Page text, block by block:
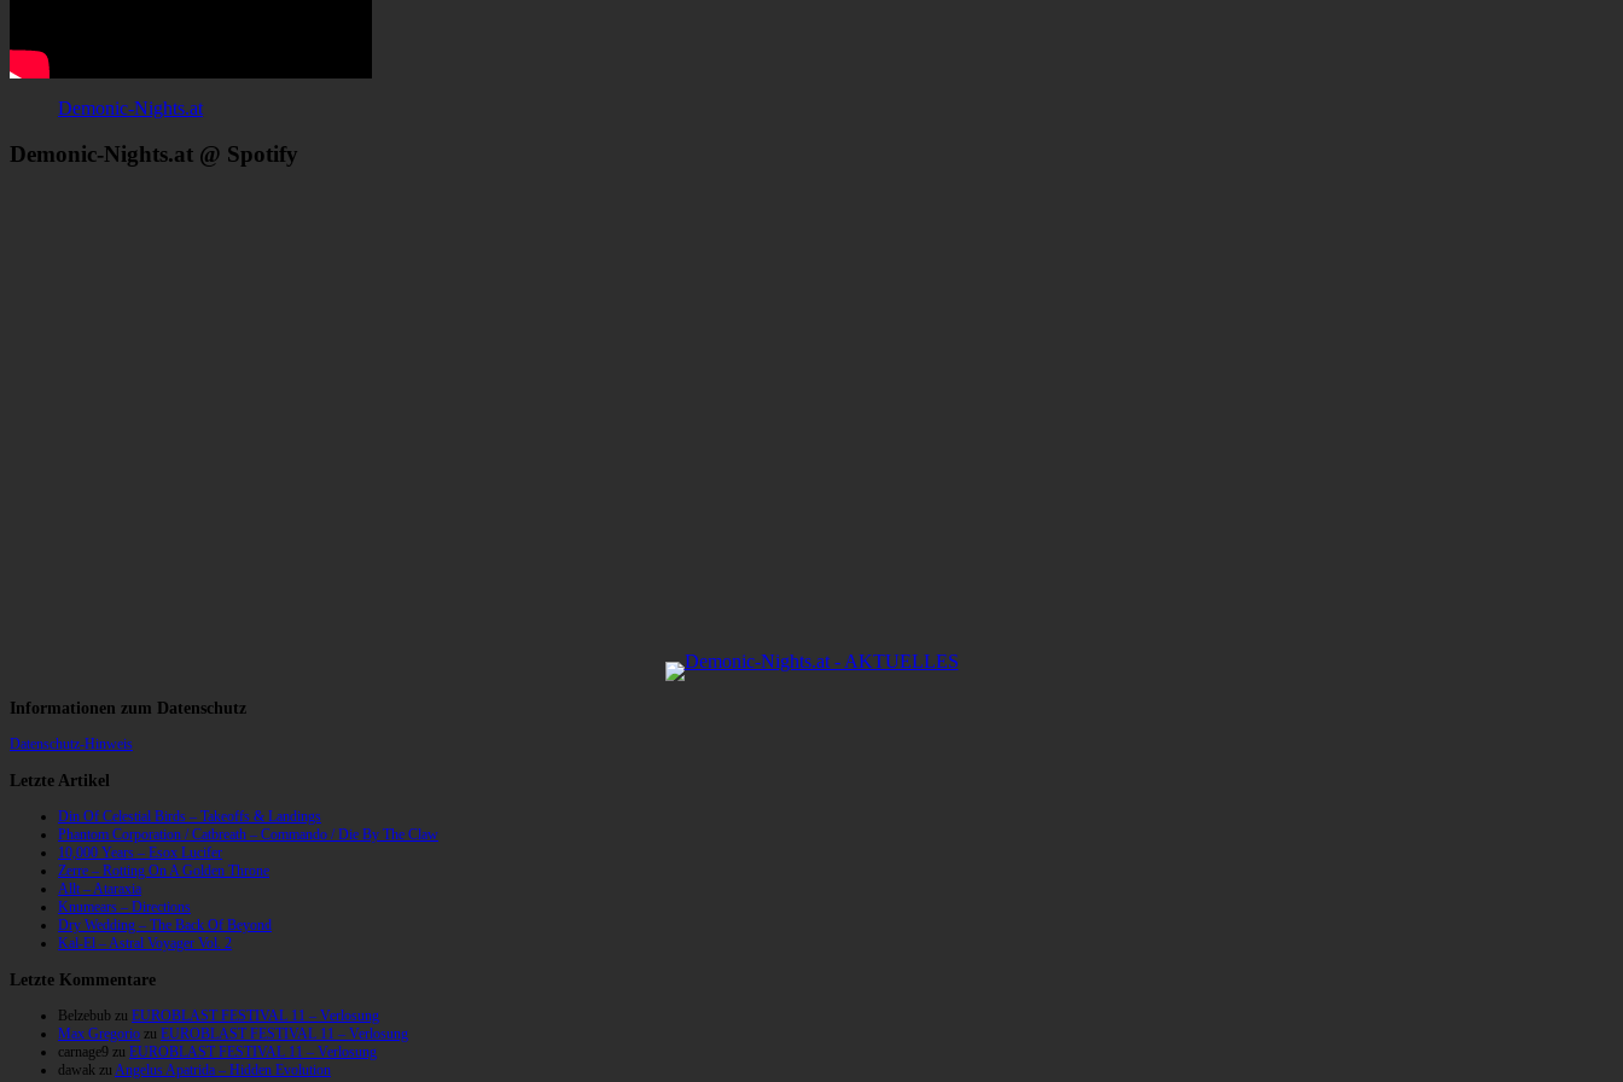
Demonic-Nights.at
Demonic-Nights.at @ Spotify
Informationen zum Datenschutz
Datenschutz-Hinweis
Letzte Artikel
Din Of Celestial Birds – Takeoffs & Landings
Phantom Corporation / Catbreath – Commando / Die By The Claw
10,000 Years – Esox Lucifer
Zerre – Rotting On A Golden Throne
Allt – Ataraxia
Knumears – Directions
Dry Wedding – The Back Of Beyond
Kal-El – Astral Voyager Vol. 2
Letzte Kommentare
Belzebub zu EUROBLAST FESTIVAL 11 – Verlosung
Max Gregorio zu EUROBLAST FESTIVAL 11 – Verlosung
carnage9 zu EUROBLAST FESTIVAL 11 – Verlosung
dawak zu Angelus Apatrida – Hidden Evolution